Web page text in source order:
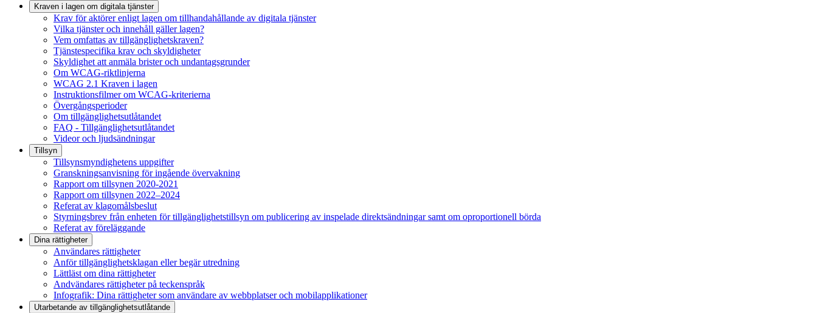
Kraven i lagen om digitala tjänster
Krav för aktörer enligt lagen om tillhandahållande av digitala tjänster
Vilka tjänster och innehåll gäller lagen?
Vem omfattas av tillgänglighetskraven?
Tjänstespecifika krav och skyldigheter
Skyldighet att anmäla brister och undantagsgrunder
Om WCAG-riktlinjerna
WCAG 2.1 Kraven i lagen
Instruktionsfilmer om WCAG-kriterierna
Övergångsperioder
Om tillgänglighetsutlåtandet
FAQ - Tillgänglighetsutlåtandet
Videor och ljudsändningar
Tillsyn
Tillsynsmyndighetens uppgifter
Granskningsanvisning för ingående övervakning
Rapport om tillsynen 2020-2021
Rapport om tillsynen 2022–2024
Referat av klagomålsbeslut
Styrningsbrev från enheten för tillgänglighetstillsyn om publicering av inspelade direktsändningar samt om oproportionell börda
Referat av föreläggande
Dina rättigheter
Användares rättigheter
Anför tillgänglighetsklagan eller begär utredning
Lättläst om dina rättigheter
Andvändares rättigheter på teckenspråk
Infografik: Dina rättigheter som användare av webbplatser och mobilapplikationer
Utarbetande av tillgänglighets­utlåtande